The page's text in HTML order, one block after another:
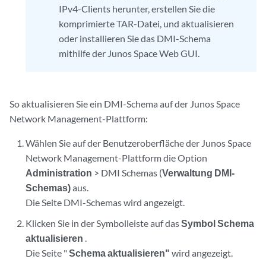
IPv4-Clients herunter, erstellen Sie die
komprimierte TAR-Datei, und aktualisieren
oder installieren Sie das DMI-Schema
mithilfe der Junos Space Web GUI.
So aktualisieren Sie ein DMI-Schema auf der Junos Space
Network Management-Plattform:
Wählen Sie auf der Benutzeroberfläche der Junos Space
Network Management-Plattform die Option
Administration > DMI Schemas (Verwaltung DMI-
Schemas)aus.
Die Seite DMI-Schemas wird angezeigt.
Klicken Sie in der Symbolleiste auf dasSymbol Schema
aktualisieren
Die Seite "Schema aktualisieren" wird angezeigt.